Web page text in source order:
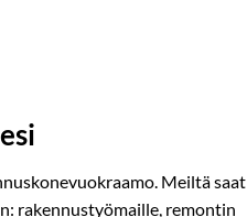
Meiltä saat
rakennustyömaille, remontin